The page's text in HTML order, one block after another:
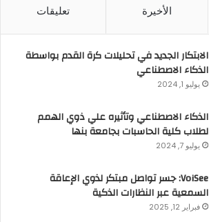
الأخيرة تعليقات
الابتكار الجديد في تحليلات كرة القدم بواسطة
الذكاء الاصطناعي
يوليو 1, 2024
الذكاء الاصطناعي وتأثيره علي ذوي الهمم
لطلاب كلية الحاسبات بجامعة بنها
يوليو 7, 2024
VoiSee: جسر تواصل مبتكر لذوي الإعاقة
السمعية عبر النظارات الذكية
فبراير 12, 2025